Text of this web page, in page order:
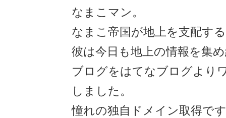
なまこマン。
なまこ帝国が地上を支配す
彼は今日も地上の情報を集
ブログをはてなブログより
しました。
憧れの独自ドメイン取得で